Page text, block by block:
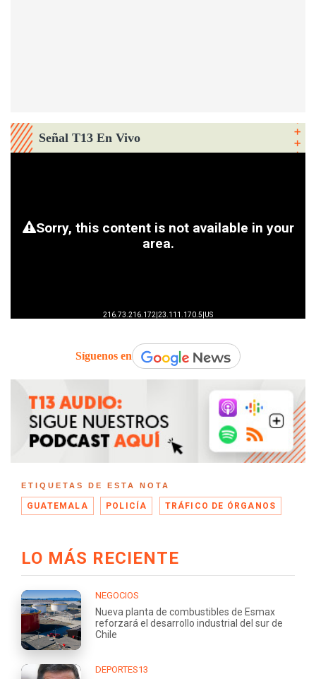
Señal T13 En Vivo
Síguenos en
ETIQUETAS DE ESTA NOTA
GUATEMALA POLICÍA TRÁFICO DE ÓRGANOS
LO MÁS RECIENTE
NEGOCIOS
Nueva planta de combustibles de Esmax
reforzará el desarrollo industrial del sur de
Chile
DEPORTES13